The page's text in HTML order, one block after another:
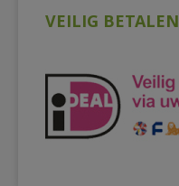
VEILIG BETALEN